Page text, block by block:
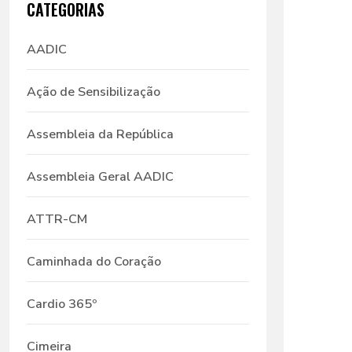
CATEGORIAS
AADIC
Ação de Sensibilização
Assembleia da República
Assembleia Geral AADIC
ATTR-CM
Caminhada do Coração
Cardio 365º
Cimeira